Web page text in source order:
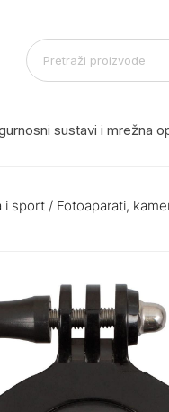
sustavi i mrežna
i sport / Fotoaparati,